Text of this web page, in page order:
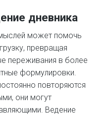
дневника
может помочь
превращая
переживания в более
формулировки.
повторяются
они могут
Ведение